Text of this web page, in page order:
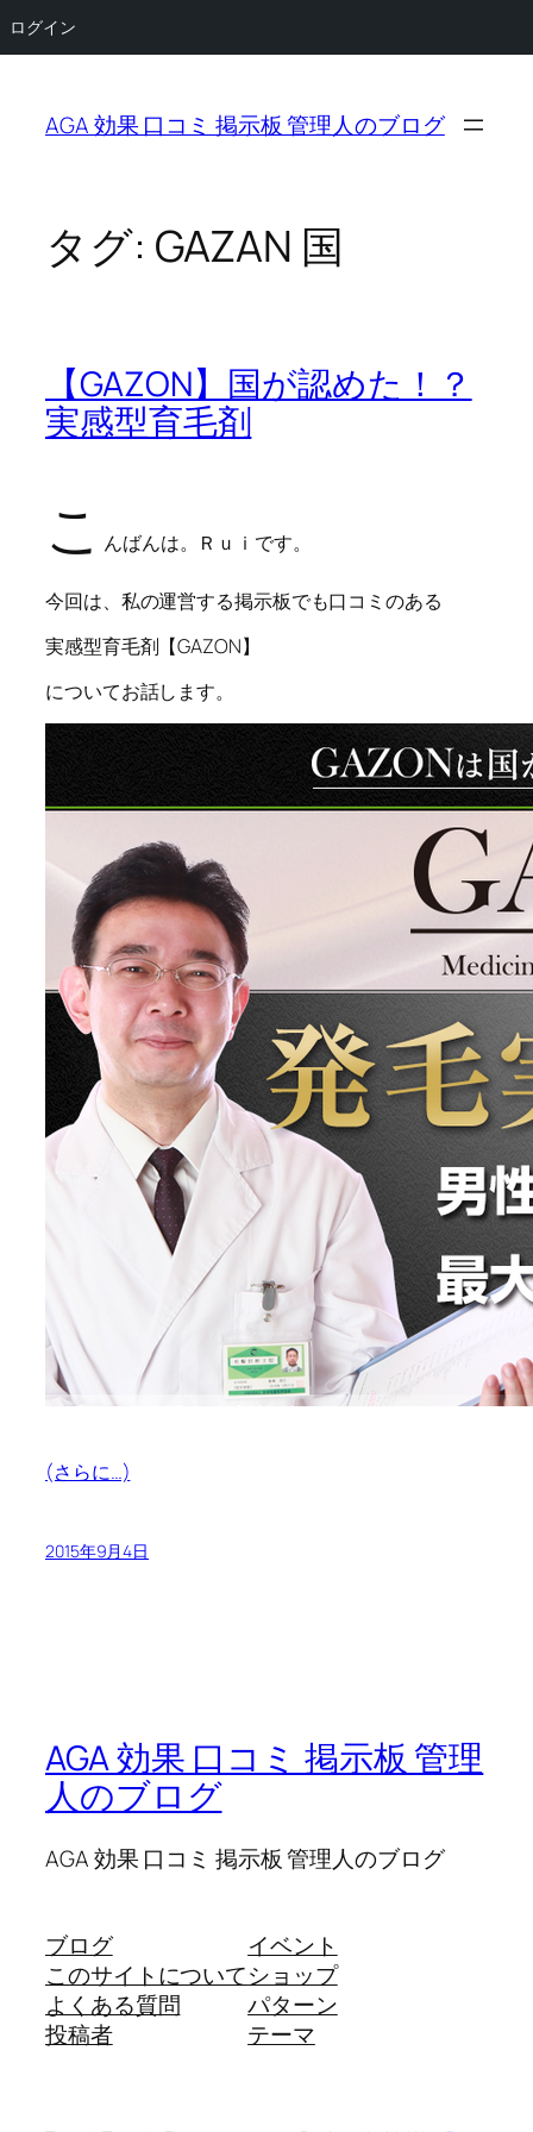
ログイン
AGA 効果 口コミ 掲示板 管理人のブログ
タグ: GAZAN 国
【GAZON】国が認めた！？
実感型育毛剤
こ んばんは。Ｒｕｉです。
今回は、私の運営する掲示板でも口コミのある
実感型育毛剤【GAZON】
についてお話します。
(さらに…)
2015年9月4日
AGA 効果 口コミ 掲示板 管理
人のブログ
AGA 効果 口コミ 掲示板 管理人のブログ
ブログ
このサイトについて
よくある質問
投稿者
イベント
ショップ
パターン
テーマ